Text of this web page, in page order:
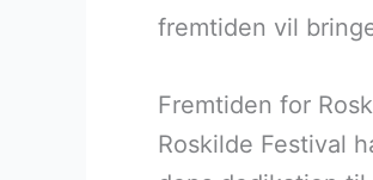
fremtiden vil
Fremtiden for
Roskilde Festival